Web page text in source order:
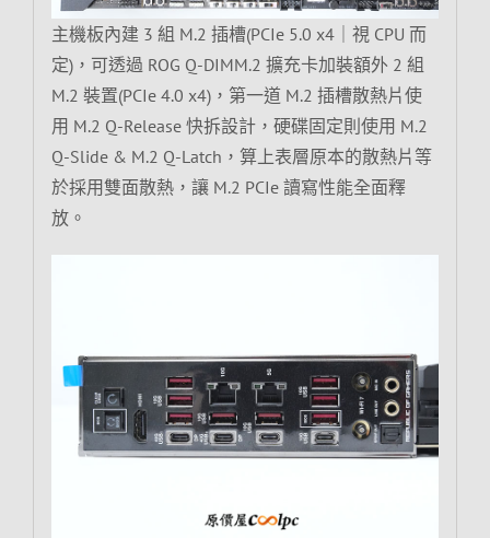
主機板內建 3 組 M.2 插槽(PCIe 5.0 x4｜視 CPU 而
定)，可透過 ROG Q-DIMM.2 擴充卡加裝額外 2 組
M.2 裝置(PCIe 4.0 x4)，第一道 M.2 插槽散熱片使
用 M.2 Q-Release 快拆設計，硬碟固定則使用 M.2
Q-Slide & M.2 Q-Latch，算上表層原本的散熱片等
於採用雙面散熱，讓 M.2 PCIe 讀寫性能全面釋
放。